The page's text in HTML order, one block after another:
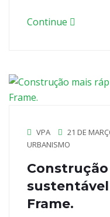
Continue
VPA 21 DE
URBANISMO
Frame.